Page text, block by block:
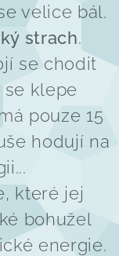
velice bál.
strach.
se chodit
se klepe
pouze 15
hodují na
které jej
bohužel
energie.